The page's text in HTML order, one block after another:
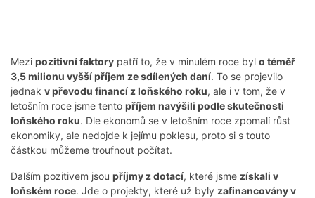
Mezi pozitivní faktory patří to, že v minulém roce byl o téměř
3,5 milionu vyšší příjem ze sdílených daní. To se projevilo
jednak v převodu financí z loňského roku, ale i v tom, že v
letošním roce jsme tento příjem navýšili podle skutečnosti
loňského roku. Dle ekonomů se v letošním roce zpomalí růst
ekonomiky, ale nedojde k jejímu poklesu, proto si s touto
částkou můžeme troufnout počítat.
Dalším pozitivem jsou příjmy z dotací, které jsme získali v
loňském roce. Jde o projekty, které už byly zafinancovány v